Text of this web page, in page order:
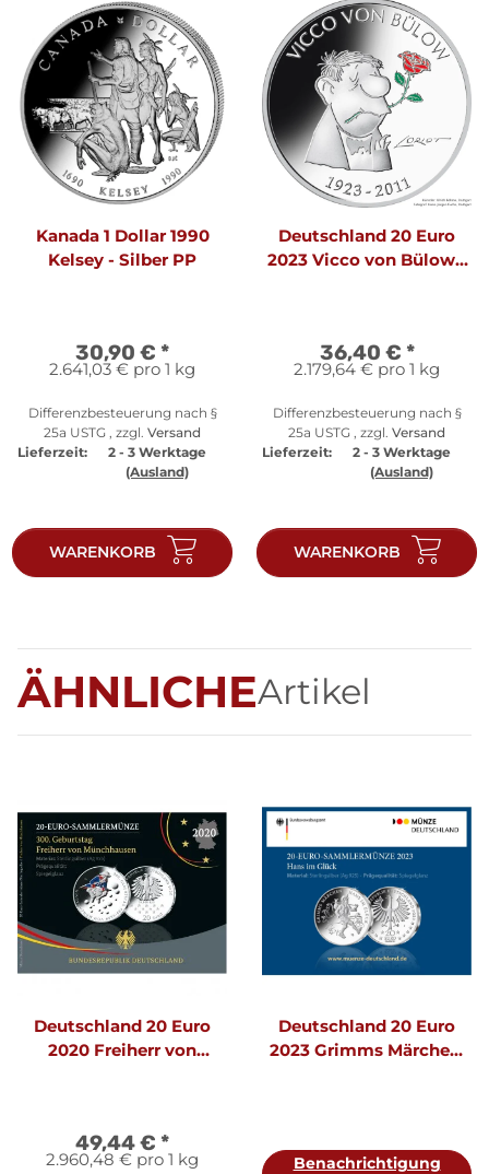
Kanada 1 Dollar 1990
Kelsey - Silber PP
30,90 € *
2.641,03 € pro 1 kg
Differenzbesteuerung nach §
25a USTG , zzgl. Versand
Lieferzeit:
2 - 3 Werktage
(Ausland)
WARENKORB
Deutschland 20 Euro
2023 Vicco von Bülow -
36,40 € *
2.179,64 € pro 1 kg
Differenzbesteuerung nach §
25a USTG , zzgl. Versand
Lieferzeit:
2 - 3 Werktage
(Ausland)
WARENKORB
ÄHNLICHEArtikel
Deutschland 20 Euro
2020 Freiherr von
49,44 € *
2.960,48 € pro 1 kg
Deutschland 20 Euro
2023 Grimms Märchen:
Benachrichtigung